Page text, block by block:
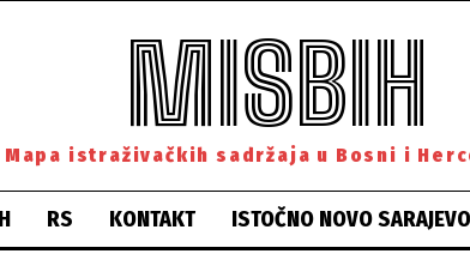
MISBIH
Mapa istraživačkih sadržaja u Bosni i
RS KONTAKT ISTOČNO NOVO SARAJEVO